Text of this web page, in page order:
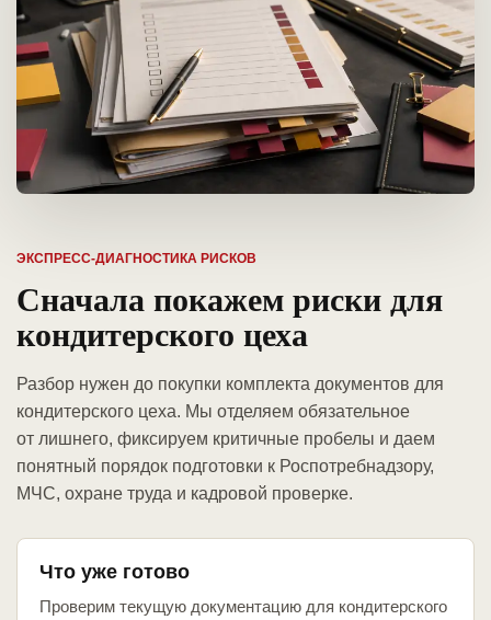
ЭКСПРЕСС-ДИАГНОСТИКА РИСКОВ
Сначала покажем риски для
кондитерского цеха
Разбор нужен до покупки комплекта документов для
кондитерского цеха. Мы отделяем обязательное
от лишнего, фиксируем критичные пробелы и даем
понятный порядок подготовки к Роспотребнадзору,
МЧС, охране труда и кадровой проверке.
Что уже готово
Проверим текущую документацию для кондитерского